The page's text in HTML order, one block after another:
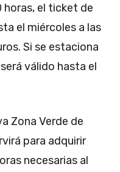
horas, el ticket de
el miércoles a las
Si se estaciona
válido hasta el
Zona Verde de
para adquirir
necesarias al